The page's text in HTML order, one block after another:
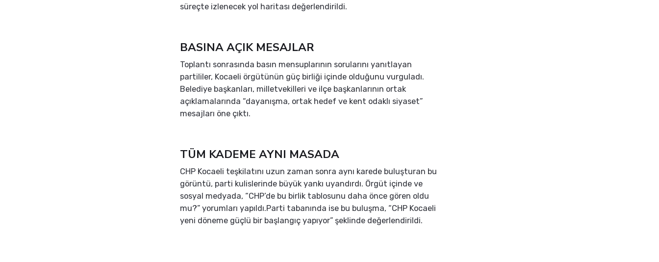
süreçte izlenecek yol haritası değerlendirildi.
BASINA AÇIK MESAJLAR
Toplantı sonrasında basın mensuplarının sorularını yanıtlayan
partililer, Kocaeli örgütünün güç birliği içinde olduğunu vurguladı.
Belediye başkanları, milletvekilleri ve ilçe başkanlarının ortak
açıklamalarında “dayanışma, ortak hedef ve kent odaklı siyaset”
mesajları öne çıktı.
TÜM KADEME AYNI MASADA
CHP Kocaeli teşkilatını uzun zaman sonra aynı karede buluşturan bu
görüntü, parti kulislerinde büyük yankı uyandırdı. Örgüt içinde ve
sosyal medyada, “CHP’de bu birlik tablosunu daha önce gören oldu
mu?” yorumları yapıldı.Parti tabanında ise bu buluşma, “CHP Kocaeli
yeni döneme güçlü bir başlangıç yapıyor” şeklinde değerlendirildi.